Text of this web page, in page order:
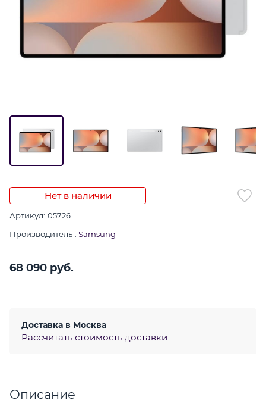
Нет в наличии
Артикул: 05726
Производитель : Samsung
68 090 руб.
Доставка в Москва
Рассчитать стоимость доставки
Описание